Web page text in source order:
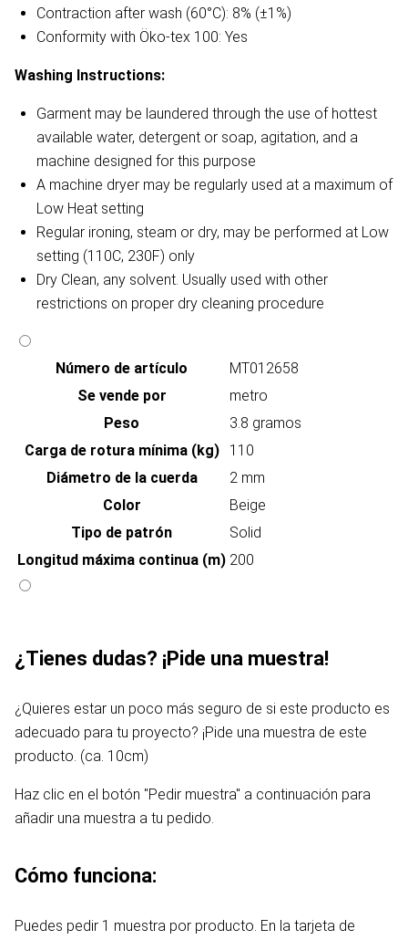
Contraction after wash (60°C): 8% (±1%)
Conformity with Öko-tex 100: Yes
Washing Instructions:
Garment may be laundered through the use of hottest
available water, detergent or soap, agitation, and a
machine designed for this purpose
A machine dryer may be regularly used at a maximum of
Low Heat setting
Regular ironing, steam or dry, may be performed at Low
setting (110C, 230F) only
Dry Clean, any solvent. Usually used with other
restrictions on proper dry cleaning procedure
Número de artículo
MT012658
Se vende por
metro
Peso
3.8 gramos
Carga de rotura mínima (kg)
110
Diámetro de la cuerda
2 mm
Color
Beige
Tipo de patrón
Solid
Longitud máxima continua (m) 200
¿Tienes dudas? ¡Pide una muestra!
¿Quieres estar un poco más seguro de si este producto es
adecuado para tu proyecto? ¡Pide una muestra de este
producto. (ca. 10cm)
Haz clic en el botón "Pedir muestra" a continuación para
añadir una muestra a tu pedido.
Cómo funciona:
Puedes pedir 1 muestra por producto. En la tarjeta de